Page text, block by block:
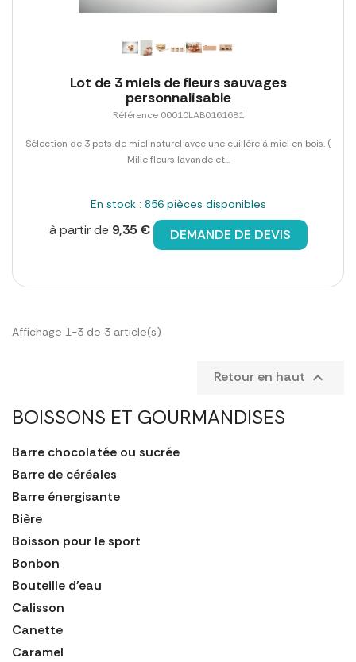
BOISSONS ET GOURMANDISES
Barre chocolatée ou sucrée
Barre de céréales
Barre énergisante
Bière
Boisson pour le sport
Bonbon
Bouteille d'eau
Calisson
Canette
Caramel
Lot de 3 miels de fleurs sauvages
personnalisable
Référence 00010LAB0161681
Sélection de 3 pots de miel naturel avec une cuillère à miel en bois. (
Mille fleurs lavande et...
En stock : 856 pièces disponibles
à partir de 9,35 € DEMANDE DE DEVIS
Affichage 1-3 de 3 article(s)
Retour en haut 